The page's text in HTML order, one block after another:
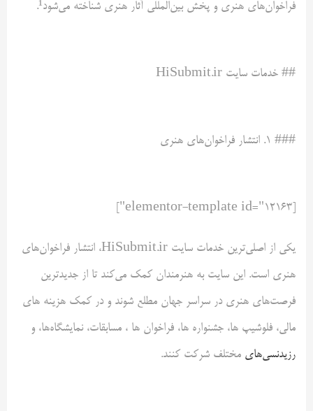
فراخوان‌های هنری و پخش بین‌المللی آثار هنری شناخته می‌شود¹.
## خدمات سایت HiSubmit.ir
### ۱. انتشار فراخوان‌های هنری
یکی از اصلی‌ترین خدمات سایت HiSubmit.ir، انتشار فراخوان‌های
هنری است. این سایت به هنرمندان کمک می‌کند تا از جدیدترین
فرصت‌های هنری در سراسر جهان مطلع شوند و در کمک هزینه های
مالی، فلوشیپ ها، جشنواره ها، فراخوان ها ، مسابقات، نمایشگاه‌ها، و
رزیدنسی‌های مختلف شرکت کنند.